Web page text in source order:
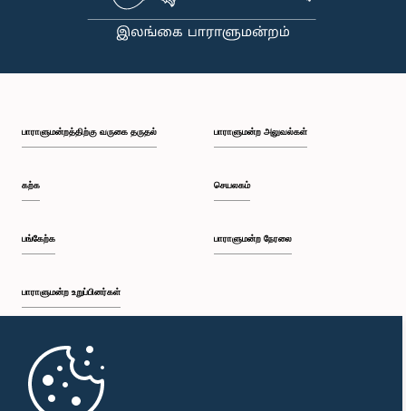
பாராளுமன்றத்திற்கு வருகை தருதல்
கற்க
பங்கேற்க
பாராளுமன்ற உறுப்பினர்கள்
முதற்பக்கம்
பாராளுமன்ற அலுவல்கள்
செயலகம்
பாராளுமன்ற நேரலை